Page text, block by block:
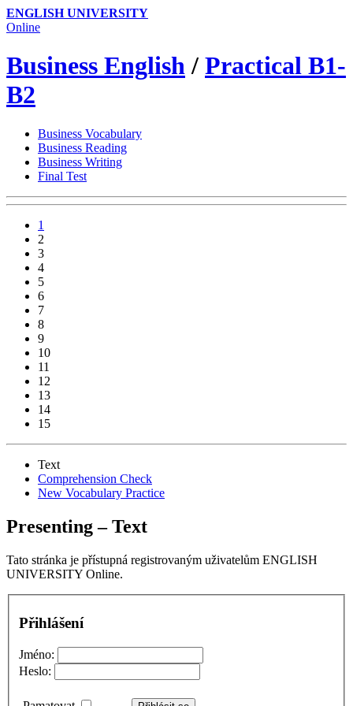
ENGLISH UNIVERSITY
Online
Business English/ Practical B1-
B2
Business Vocabulary
Business Reading
Business Writing
Final Test
1
2
3
4
5
6
7
8
9
10
11
12
13
14
15
Text
Comprehension Check
New Vocabulary Practice
Presenting – Text
Tato stránka je přístupná registrovaným uživatelům ENGLISH
UNIVERSITY Online.
Přihlášení
Jméno:
Heslo: